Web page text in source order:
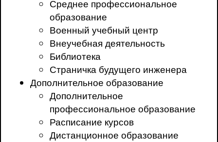
Среднее профессиональное
образование
Военный учебный центр
Внеучебная деятельность
Библиотека
Страничка будущего инженера
Дополнительное образование
Дополнительное
профессиональное образование
Расписание курсов
Дистанционное образование